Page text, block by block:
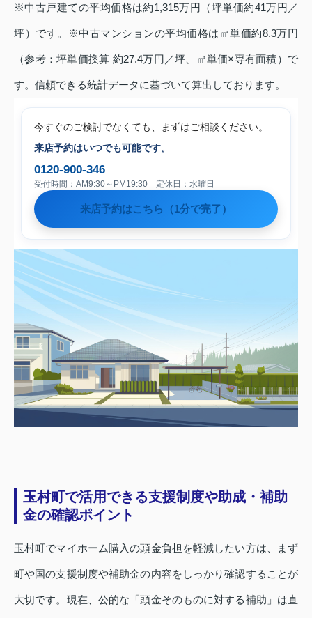
※中古戸建ての平均価格は約1,315万円（坪単価約41万円／
坪）です。※中古マンションの平均価格は㎡単価約8.3万円
（参考：坪単価換算 約27.4万円／坪、㎡単価×専有面積）で
す。信頼できる統計データに基づいて算出しております。
今すぐのご検討でなくても、まずはご相談ください。
来店予約はいつでも可能です。
0120-900-346
受付時間：AM9:30～PM19:30 定休日：水曜日
来店予約はこちら（1分で完了）
玉村町で活用できる支援制度や助成・補助
金の確認ポイント
玉村町でマイホーム購入の頭金負担を軽減したい方は、まず
町や国の支援制度や補助金の内容をしっかり確認することが
大切です。現在、公的な「頭金そのものに対する補助」は直